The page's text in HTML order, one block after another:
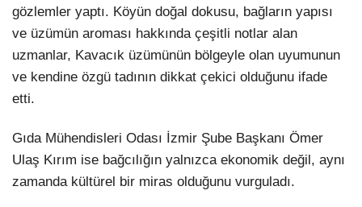
gözlemler yaptı. Köyün doğal dokusu, bağların yapısı
ve üzümün aroması hakkında çeşitli notlar alan
uzmanlar, Kavacık üzümünün bölgeyle olan uyumunun
ve kendine özgü tadının dikkat çekici olduğunu ifade
etti.
Gıda Mühendisleri Odası İzmir Şube Başkanı Ömer
Ulaş Kırım ise bağcılığın yalnızca ekonomik değil, aynı
zamanda kültürel bir miras olduğunu vurguladı.